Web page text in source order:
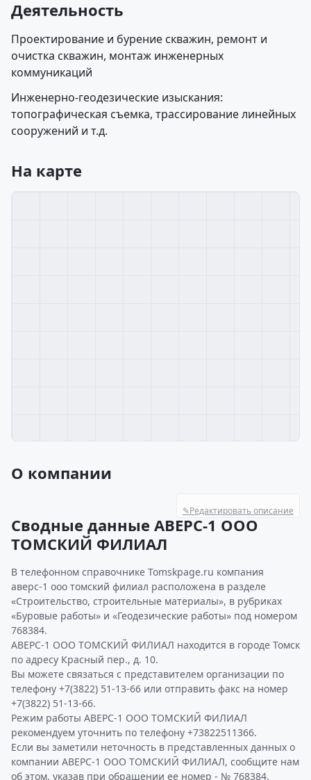
Деятельность
Проектирование и бурение скважин, ремонт и
очистка скважин, монтаж инженерных
коммуникаций
Инженерно-геодезические изыскания:
топографическая съемка, трассирование линейных
сооружений и т.д.
На карте
О компании
✎Редактировать описание
Сводные данные АВЕРС-1 ООО
ТОМСКИЙ ФИЛИАЛ
В телефонном справочнике Tomskpage.ru компания
аверс-1 ооо томский филиал расположена в разделе
«Строительство, строительные материалы», в рубриках
«Буровые работы» и «Геодезические работы» под номером
768384.
АВЕРС-1 ООО ТОМСКИЙ ФИЛИАЛ находится в городе Томск
по адресу Красный пер., д. 10.
Вы можете связаться с представителем организации по
телефону +7(3822) 51-13-66 или отправить факс на номер
+7(3822) 51-13-66.
Режим работы АВЕРС-1 ООО ТОМСКИЙ ФИЛИАЛ
рекомендуем уточнить по телефону +73822511366.
Если вы заметили неточность в представленных данных о
компании АВЕРС-1 ООО ТОМСКИЙ ФИЛИАЛ, сообщите нам
об этом, указав при обращении ее номер - № 768384.